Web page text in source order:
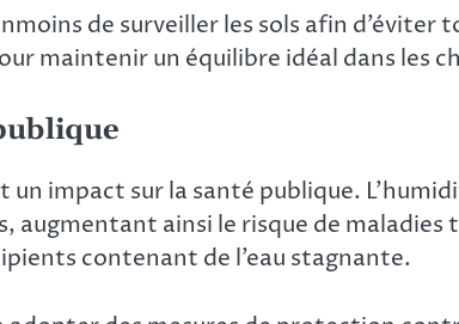
de surveiller les sols afin d’éviter
maintenir un équilibre idéal dans les
un impact sur la santé publique.
augmentant ainsi le risque de
contenant de l’eau stagnante.